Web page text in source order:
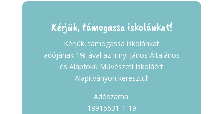
Kérjük, támogassa iskolánkat!
Kérjük, támogassa iskolánkat
adójának 1%-ával az Irinyi János Általános
és Alapfokú Művészeti Iskoláért
Alapítványon keresztül!
Adószáma:
18915631-1-19